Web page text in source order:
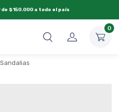
$150.000 a todo el país
0
Sandalias